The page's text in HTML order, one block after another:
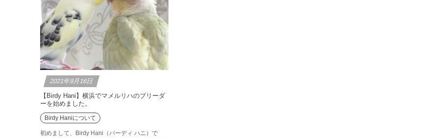
2021年9月16日
【Birdy Hani】横浜でマメルリハのブリーダ
ーを始めました。
Birdy Haniについて
初めまして、Birdy Hani（バーディ ハニ）で